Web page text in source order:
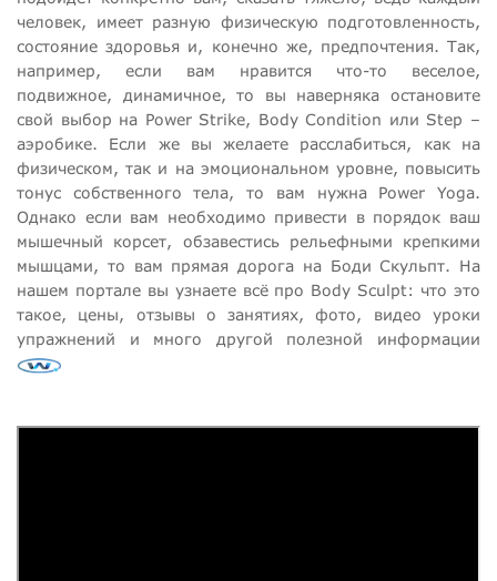
человек, имеет разную физическую подготовленность,
состояние здоровья и, конечно же, предпочтения. Так,
например, если вам нравится что-то веселое,
подвижное, динамичное, то вы наверняка остановите
свой выбор на Power Strike, Body Condition или Step –
аэробике. Если же вы желаете расслабиться, как на
физическом, так и на эмоциональном уровне, повысить
тонус собственного тела, то вам нужна Power Yoga.
Однако если вам необходимо привести в порядок ваш
мышечный корсет, обзавестись рельефными крепкими
мышцами, то вам прямая дорога на Боди Скульпт. На
нашем портале вы узнаете всё про Body Sculpt: что это
такое, цены, отзывы о занятиях, фото, видео уроки
упражнений и много другой полезной информации